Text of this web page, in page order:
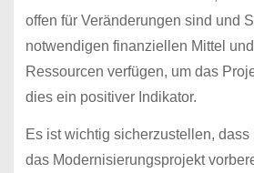
offen für Veränderungen sind und
notwendigen finanziellen Mittel
Ressourcen verfügen, um das
dies ein positiver Indikator.
Es ist wichtig sicherzustellen, dass
das Modernisierungsprojekt